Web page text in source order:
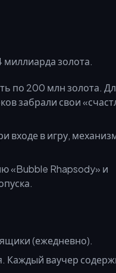
золота.
по 200 млн золота.
забрали свои
входе в игру,
«Bubble Rhapsody» и
(ежедневно).
Каждый ваучер